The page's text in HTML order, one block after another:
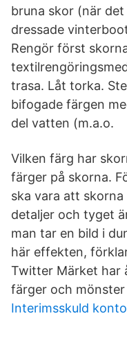
bruna skor (när
dressade
Rengör först
trasa. Låt torka.
bifogade färgen
del vatten (m.a.o.
Vilken färg har
färger på skorna.
ska vara att
detaljer och tyget
man tar en bild i
här effekten,
Twitter Märket har
färger och
Interimsskuld konto